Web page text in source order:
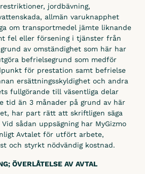
jordbävning,
allmän varuknapphet
om transportmedel jämte liknande
fel eller försening i tjänster från
av omständighet som här har
befrielsegrund som medför
för prestation samt befrielse
ersättningsskyldighet och andra
fullgörande till väsentliga delar
tid än 3 månader på grund av här
har part rätt att skriftligen säga
sådan uppsägning har MyGizmo
Avtalet för utfört arbete,
och styrkt nödvändig kostnad.
ÖVERLÅTELSE AV AVTAL